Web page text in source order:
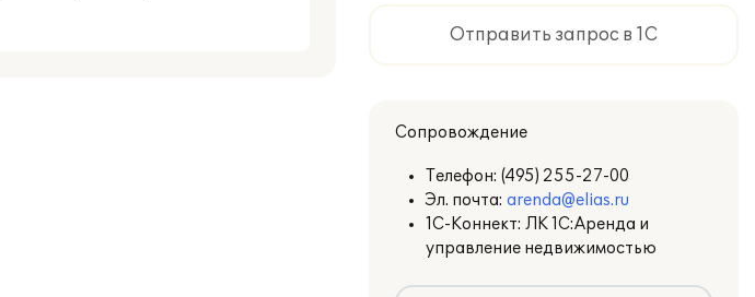
Отправить запрос в 1С
Сопровождение
Телефон: (495) 255-27-00
Эл. почта: arenda@elias.ru
1С-Коннект: ЛК 1С:Аренда и
управление недвижимостью